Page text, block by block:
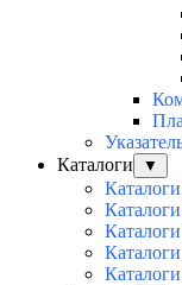
Каталоги
▼